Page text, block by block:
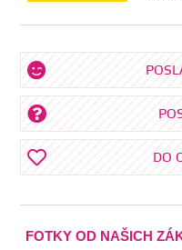
DO
FOTKY OD NAŠICH